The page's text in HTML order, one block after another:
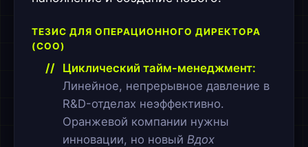
ТЕЗИС ДЛЯ ОПЕРАЦИОННОГО ДИРЕКТОРА
(COO)
Циклический тайм-менеджмент:
Линейное, непрерывное давление в
R&D-отделах неэффективно.
Оранжевой компании нужны
инновации, но новый Вдох